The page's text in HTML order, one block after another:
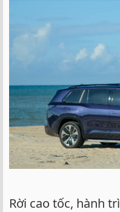
Rời cao tốc, hành